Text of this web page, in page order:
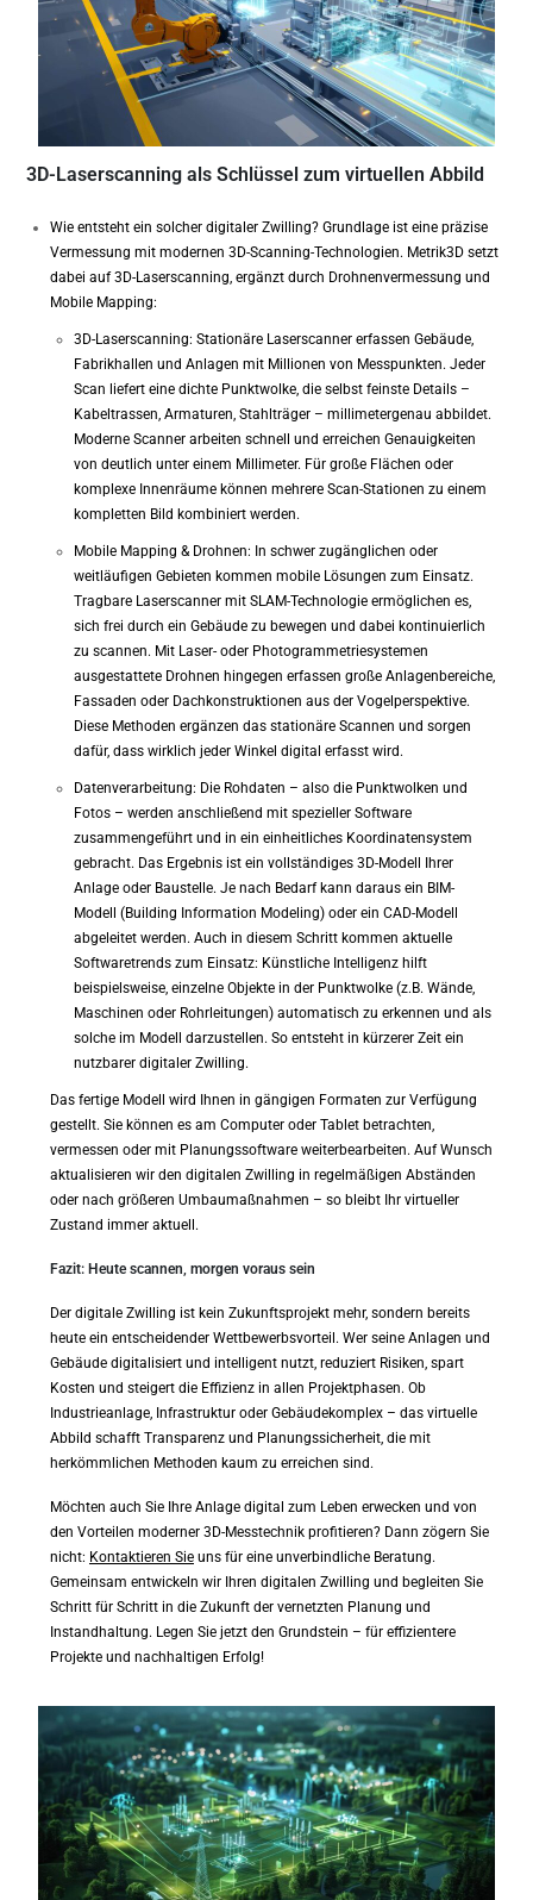
3D-Laserscanning als Schlüssel zum virtuellen Abbild
Wie entsteht ein solcher digitaler Zwilling? Grundlage ist eine präzise
Vermessung mit modernen 3D-Scanning-Technologien. Metrik3D setzt
dabei auf 3D-Laserscanning, ergänzt durch Drohnenvermessung und
Mobile Mapping:
3D-Laserscanning: Stationäre Laserscanner erfassen Gebäude,
Fabrikhallen und Anlagen mit Millionen von Messpunkten. Jeder
Scan liefert eine dichte Punktwolke, die selbst feinste Details –
Kabeltrassen, Armaturen, Stahlträger – millimetergenau abbildet.
Moderne Scanner arbeiten schnell und erreichen Genauigkeiten
von deutlich unter einem Millimeter. Für große Flächen oder
komplexe Innenräume können mehrere Scan-Stationen zu einem
kompletten Bild kombiniert werden.
Mobile Mapping & Drohnen: In schwer zugänglichen oder
weitläufigen Gebieten kommen mobile Lösungen zum Einsatz.
Tragbare Laserscanner mit SLAM-Technologie ermöglichen es,
sich frei durch ein Gebäude zu bewegen und dabei kontinuierlich
zu scannen. Mit Laser- oder Photogrammetriesystemen
ausgestattete Drohnen hingegen erfassen große Anlagenbereiche,
Fassaden oder Dachkonstruktionen aus der Vogelperspektive.
Diese Methoden ergänzen das stationäre Scannen und sorgen
dafür, dass wirklich jeder Winkel digital erfasst wird.
Datenverarbeitung: Die Rohdaten – also die Punktwolken und
Fotos – werden anschließend mit spezieller Software
zusammengeführt und in ein einheitliches Koordinatensystem
gebracht. Das Ergebnis ist ein vollständiges 3D-Modell Ihrer
Anlage oder Baustelle. Je nach Bedarf kann daraus ein BIM-
Modell (Building Information Modeling) oder ein CAD-Modell
abgeleitet werden. Auch in diesem Schritt kommen aktuelle
Softwaretrends zum Einsatz: Künstliche Intelligenz hilft
beispielsweise, einzelne Objekte in der Punktwolke (z.B. Wände,
Maschinen oder Rohrleitungen) automatisch zu erkennen und als
solche im Modell darzustellen. So entsteht in kürzerer Zeit ein
nutzbarer digitaler Zwilling.
Das fertige Modell wird Ihnen in gängigen Formaten zur Verfügung
gestellt. Sie können es am Computer oder Tablet betrachten,
vermessen oder mit Planungssoftware weiterbearbeiten. Auf Wunsch
aktualisieren wir den digitalen Zwilling in regelmäßigen Abständen
oder nach größeren Umbaumaßnahmen – so bleibt Ihr virtueller
Zustand immer aktuell.
Fazit: Heute scannen, morgen voraus sein
Der digitale Zwilling ist kein Zukunftsprojekt mehr, sondern bereits
heute ein entscheidender Wettbewerbsvorteil. Wer seine Anlagen und
Gebäude digitalisiert und intelligent nutzt, reduziert Risiken, spart
Kosten und steigert die Effizienz in allen Projektphasen. Ob
Industrieanlage, Infrastruktur oder Gebäudekomplex – das virtuelle
Abbild schafft Transparenz und Planungssicherheit, die mit
herkömmlichen Methoden kaum zu erreichen sind.
Möchten auch Sie Ihre Anlage digital zum Leben erwecken und von
den Vorteilen moderner 3D-Messtechnik profitieren? Dann zögern Sie
nicht: Kontaktieren Sie uns für eine unverbindliche Beratung.
Gemeinsam entwickeln wir Ihren digitalen Zwilling und begleiten Sie
Schritt für Schritt in die Zukunft der vernetzten Planung und
Instandhaltung. Legen Sie jetzt den Grundstein – für effizientere
Projekte und nachhaltigen Erfolg!